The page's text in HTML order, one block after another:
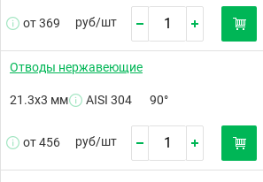
от 369 руб/шт
Отводы нержавеющие
21.3х3 мм AISI 304 90°
от 456 руб/шт